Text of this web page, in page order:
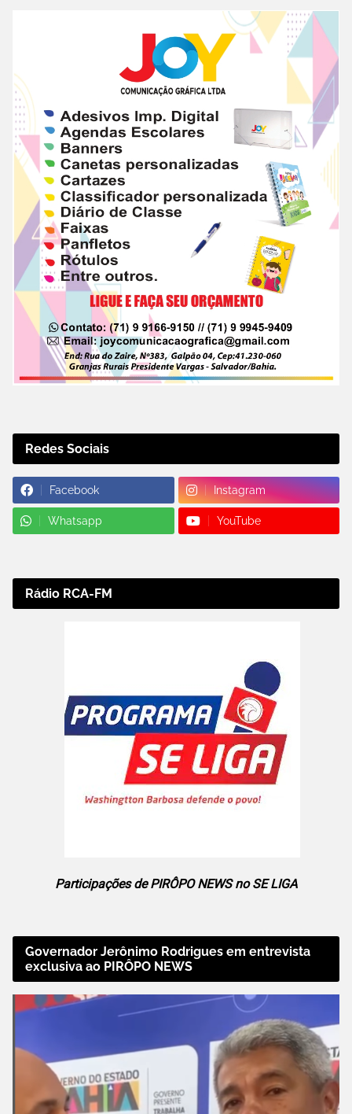
Redes Sociais
Facebook Instagram
Whatsapp YouTube
Rádio RCA-FM
Participações de PIRÔPO NEWS no SE LIGA
Governador Jerônimo Rodrigues em entrevista
exclusiva ao PIRÔPO NEWS